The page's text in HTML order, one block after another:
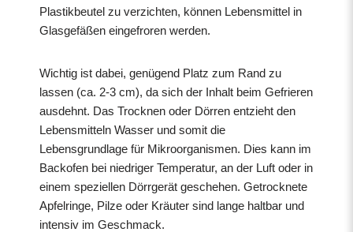
Plastikbeutel zu verzichten, können Lebensmittel in
Glasgefäßen eingefroren werden.
Wichtig ist dabei, genügend Platz zum Rand zu
lassen (ca. 2-3 cm), da sich der Inhalt beim Gefrieren
ausdehnt. Das Trocknen oder Dörren entzieht den
Lebensmitteln Wasser und somit die
Lebensgrundlage für Mikroorganismen. Dies kann im
Backofen bei niedriger Temperatur, an der Luft oder in
einem speziellen Dörrgerät geschehen. Getrocknete
Apfelringe, Pilze oder Kräuter sind lange haltbar und
intensiv im Geschmack.